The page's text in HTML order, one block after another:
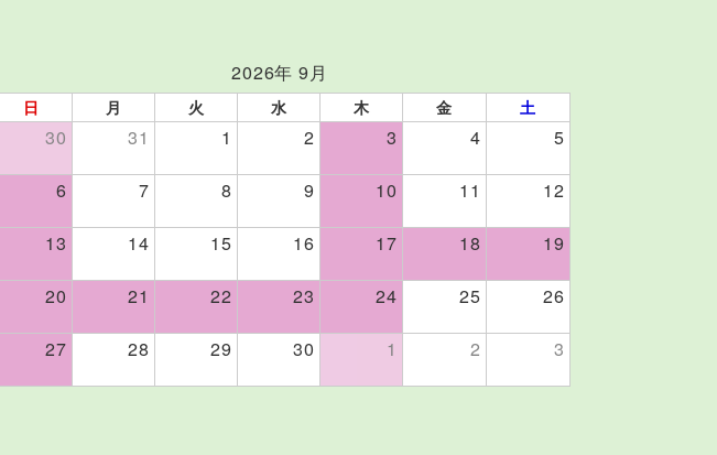
2026年 9月
日 月 火 水 木 金 土
30 31 1 2 3 4 5
6 7 8 9 10 11 12
13 14 15 16 17 18 19
20 21 22 23 24 25 26
27 28 29 30 1 2 3